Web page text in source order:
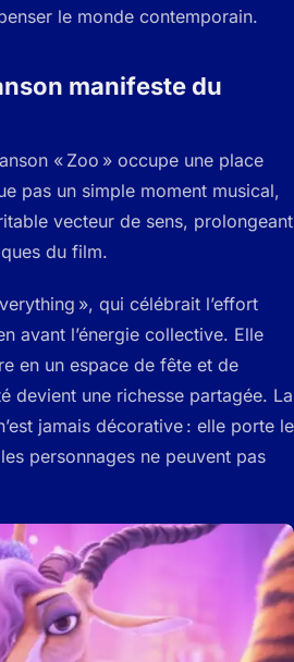
le monde contemporain.
manifeste du
« Zoo » occupe une place
pas un simple moment musical,
vecteur de sens, prolongeant
du film.
», qui célébrait l’effort
avant l’énergie collective. Elle
en un espace de fête et de
devient une richesse partagée. La
jamais décorative : elle porte le
personnages ne peuvent pas